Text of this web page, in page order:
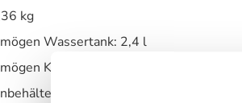
kg
Wassertank: 2,4 l
Kaffeebohnenbehälter: 250 g
mit Deckel